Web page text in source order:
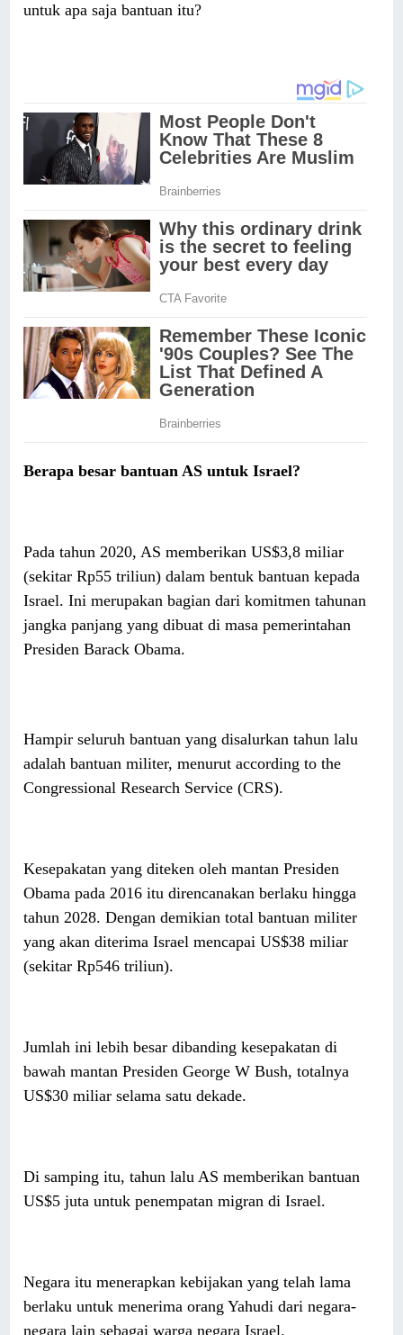
untuk apa saja bantuan itu?
Berapa besar bantuan AS untuk Israel?
Pada tahun 2020, AS memberikan US$3,8 miliar
(sekitar Rp55 triliun) dalam bentuk bantuan kepada
Israel. Ini merupakan bagian dari komitmen tahunan
jangka panjang yang dibuat di masa pemerintahan
Presiden Barack Obama.
Hampir seluruh bantuan yang disalurkan tahun lalu
adalah bantuan militer, menurut according to the
Congressional Research Service (CRS).
Kesepakatan yang diteken oleh mantan Presiden
Obama pada 2016 itu direncanakan berlaku hingga
tahun 2028. Dengan demikian total bantuan militer
yang akan diterima Israel mencapai US$38 miliar
(sekitar Rp546 triliun).
Jumlah ini lebih besar dibanding kesepakatan di
bawah mantan Presiden George W Bush, totalnya
US$30 miliar selama satu dekade.
Di samping itu, tahun lalu AS memberikan bantuan
US$5 juta untuk penempatan migran di Israel.
Negara itu menerapkan kebijakan yang telah lama
berlaku untuk menerima orang Yahudi dari negara-
negara lain sebagai warga negara Israel.